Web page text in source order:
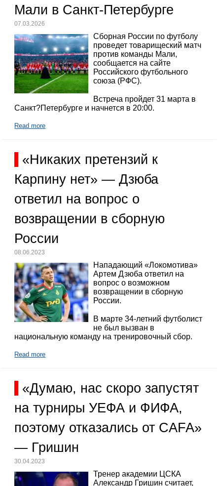
Мали в Санкт-Петербурге
07.03.2026
Сборная России по футболу
проведет товарищеский матч
против команды Мали,
сообщается на сайте
Российского футбольного
союза (РФС).
Встреча пройдет 31 марта в
Санкт?Петербурге и начнется в 20:00.
Read more
«Никаких претензий к
Карпину нет» — Дзюба
ответил на вопрос о
возвращении в сборную
России
08.06.2023
Нападающий «Локомотива»
Артем Дзюба ответил на
вопрос о возможном
возвращении в сборную
России.
В марте 34-летний футболист
не был вызван в
национальную команду на тренировочный сбор.
Read more
«Думаю, нас скоро запустят
на турниры УЕФА и ФИФА,
поэтому отказались от CAFA»
— Гришин
30.04.2023
Тренер академии ЦСКА
Александр Гришин считает,